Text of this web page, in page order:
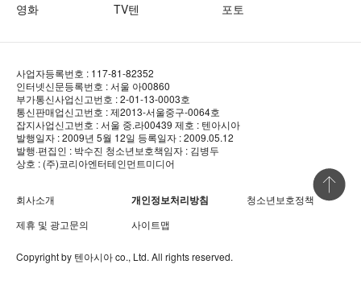
영화
TV텐 포토
사업자등록번호 : 117-81-82352
인터넷신문등록번호 : 서울 아00860
부가통신사업신고번호 : 2-01-13-0003호
통신판매업신고번호 : 제2013-서울중구-0064호
잡지사업신고번호 : 서울 중.라00439 제호 : 텐아시아
발행일자 : 2009년 5월 12일 등록일자 : 2009.05.12
발행·편집인 : 박수진 청소년보호책임자 : 김병두
상호 : (주)코리아엔터테인먼트미디어
회사소개 개인정보처리방침
청소년보호정책
제휴 및 광고문의
사이트맵
Copyright by 텐아시아co., Ltd. All rights reserved.
상단 바로